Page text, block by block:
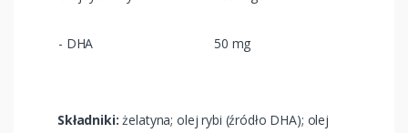
- DHA 50 mg
Składniki: żelatyna; olej rybi (źródło DHA); olej